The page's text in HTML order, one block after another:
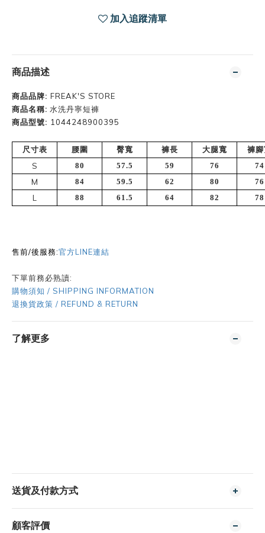
加入追蹤清單
商品描述
商品品牌: FREAK'S STORE
商品名稱: 水洗丹寧短褲
商品型號: 1044248900395
尺寸表 腰圍 臀寬 褲長 大腿寬 褲
S 80 57.5 59 76 74
M 84 59.5 62 80 76
L 88 61.5 64 82 78
售前/後服務:官方LINE連結
下單前務必熟讀:
購物須知 / SHIPPING INFORMATION
退換貨政策 / REFUND & RETURN
了解更多
送貨及付款方式
顧客評價